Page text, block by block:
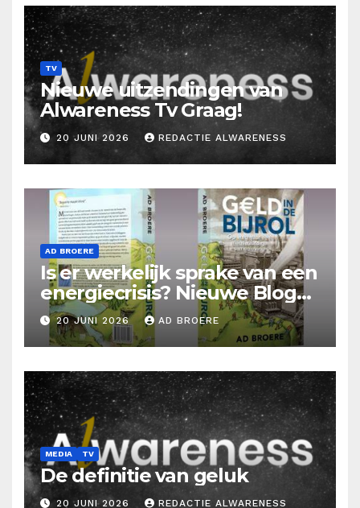
TV
Nieuwe uitzendingen van
Alwareness Tv Graag!
20 JUNI 2026 REDACTIE ALWARENESS
AD BROERE
Is er werkelijk sprake van een
energiecrisis? Nieuwe Blog
Ad Broere
20 JUNI 2026 AD BROERE
MEDIA TV
De definitie van geluk
20 JUNI 2026 REDACTIE ALWARENESS